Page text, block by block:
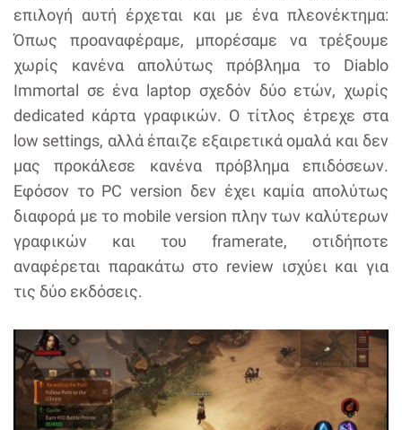
επιλογή αυτή έρχεται και με ένα πλεονέκτημα:
Όπως προαναφέραμε, μπορέσαμε να τρέξουμε
χωρίς κανένα απολύτως πρόβλημα το Diablo
Immortal σε ένα laptop σχεδόν δύο ετών, χωρίς
dedicated κάρτα γραφικών. Ο τίτλος έτρεχε στα
low settings, αλλά έπαιζε εξαιρετικά ομαλά και δεν
μας προκάλεσε κανένα πρόβλημα επιδόσεων.
Εφόσον το PC version δεν έχει καμία απολύτως
διαφορά με το mobile version πλην των καλύτερων
γραφικών και του framerate, οτιδήποτε
αναφέρεται παρακάτω στο review ισχύει και για
τις δύο εκδόσεις.